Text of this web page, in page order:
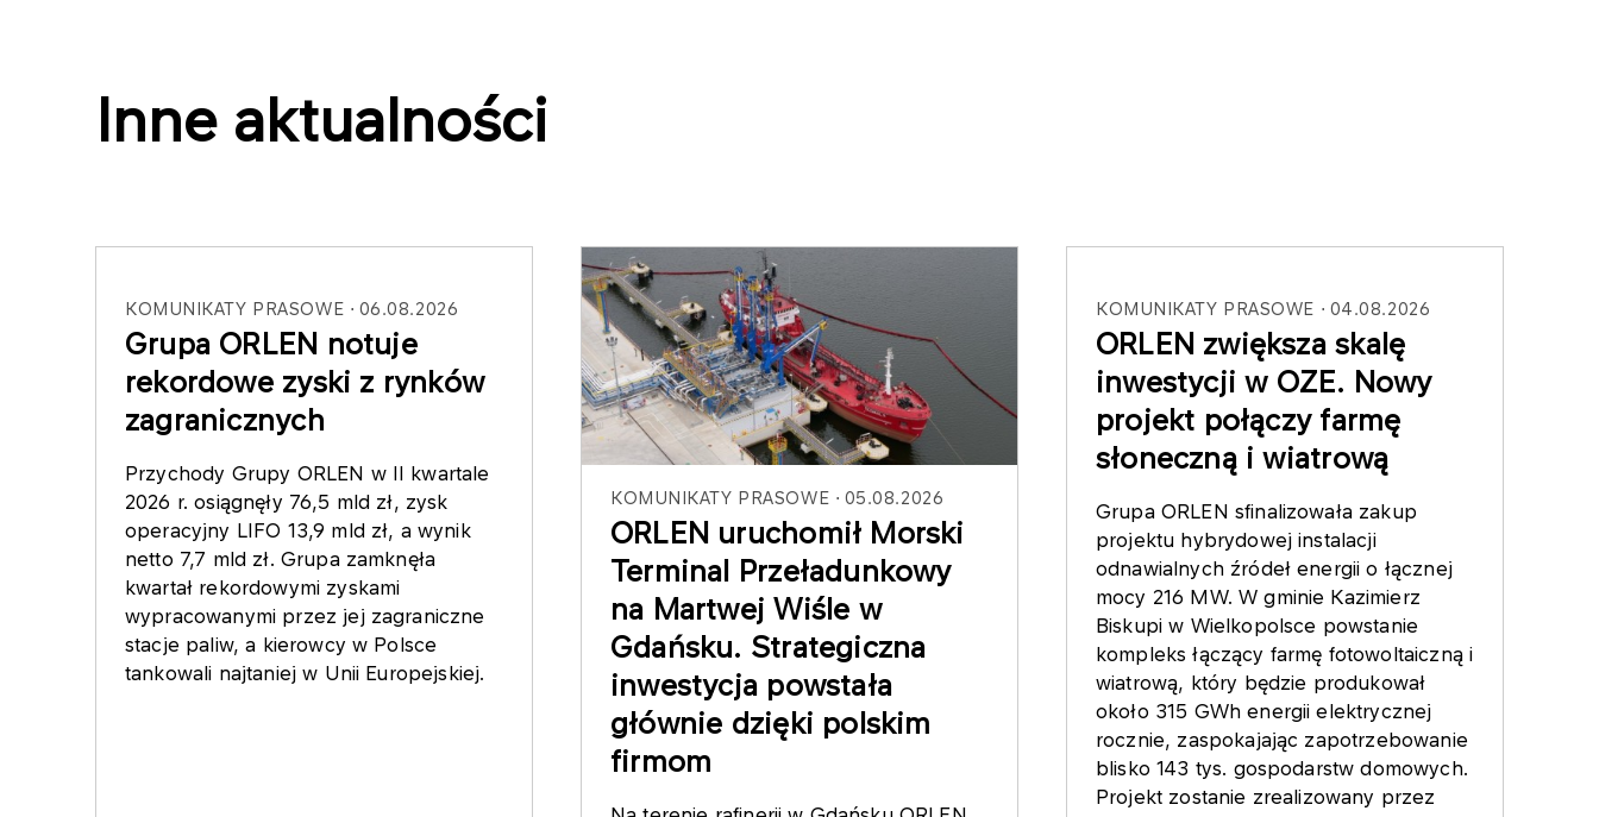
Inne aktualności
KOMUNIKATY PRASOWE 06.08.2026
Grupa ORLEN notuje
rekordowe zyski z rynków
zagranicznych
Przychody Grupy ORLEN w II kwartale
2026 r. osiągnęły 76,5 mld zł, zysk
operacyjny LIFO 13,9 mld zł, a wynik
netto 7,7 mld zł. Grupa zamknęła
kwartał rekordowymi zyskami
wypracowanymi przez jej zagraniczne
stacje paliw, a kierowcy w Polsce
tankowali najtaniej w Unii Europejskiej.
KOMUNIKATY PRASOWE 05.08.2026
ORLEN uruchomił Morski
Terminal Przeładunkowy
na Martwej Wiśle w
Gdańsku. Strategiczna
inwestycja powstała
głównie dzięki polskim
firmom
KOMUNIKATY PRASOWE 04.08.2026
ORLEN zwiększa skalę
inwestycji w OZE. Nowy
projekt połączy farmę
słoneczną i wiatrową
Grupa ORLEN sfinalizowała zakup
projektu hybrydowej instalacji
odnawialnych źródeł energii o łącznej
mocy 216 MW. W gminie Kazimierz
Biskupi w Wielkopolsce powstanie
kompleks łączący farmę fotowoltaiczną i
wiatrową, który będzie produkował
około 315 GWh energii elektrycznej
rocznie, zaspokajając zapotrzebowanie
blisko 143 tys. gospodarstw domowych.
Projekt zostanie zrealizowany przez